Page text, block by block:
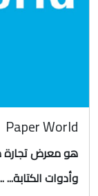
Paper World
هو معرض تجارة
وأدوات الكتابة...